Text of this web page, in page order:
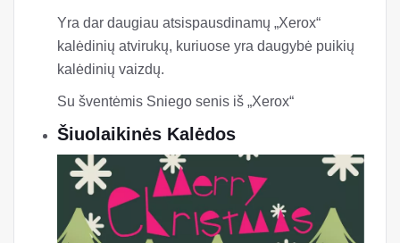
Yra dar daugiau atsispausdinamų „Xerox“
kalėdinių atvirukų, kuriuose yra daugybė puikių
kalėdinių vaizdų.
Su šventėmis Sniego senis iš „Xerox“
Šiuolaikinės Kalėdos